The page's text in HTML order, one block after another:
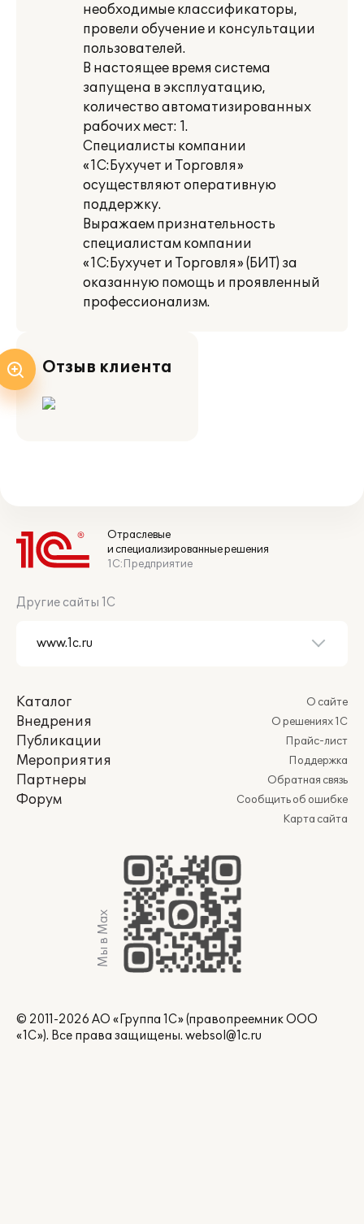
необходимые классификаторы,
провели обучение и консультации
пользователей.
В настоящее время система
запущена в эксплуатацию,
количество автоматизированных
рабочих мест: 1.
Специалисты компании
«1С:Бухучет и Торговля»
осуществляют оперативную
поддержку.
Выражаем признательность
специалистам компании
«1С:Бухучет и Торговля» (БИТ) за
оказанную помощь и проявленный
профессионализм.
Отзыв клиента
Отраслевые
и специализированные решения
1С:Предприятие
Другие сайты 1С
Каталог
Внедрения
Публикации
Мероприятия
Партнеры
Форум
О сайте
О решениях 1С
Прайс-лист
Поддержка
Обратная связь
Сообщить об ошибке
Карта сайта
Мы в Max
© 2011-2026 АО «Группа 1С» (правопреемник ООО
«1С»). Все права защищены. websol@1c.ru